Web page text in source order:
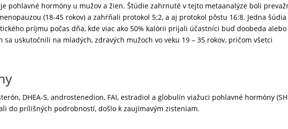
pohlavné hormóny u mužov a žien. Štúdie zahrnuté v tejto metaanalýze boli
(18-45 rokov) a zahŕňali protokol 5:2, a aj protokol pôstu 16:8. Jedna šúdia
príjmu počas dňa, kde viac ako 50% kalórii prijali účastníci buď doobeda alebo
sa uskutočnili na mladých, zdravých mužoch vo veku 19 – 35 rokov, pričom všetci
DHEA-S, androstenedion, FAI, estradiol a globulín viažuci pohlavné hormóny
do prílišných podrobností, došlo k zaujímavým zisteniam.